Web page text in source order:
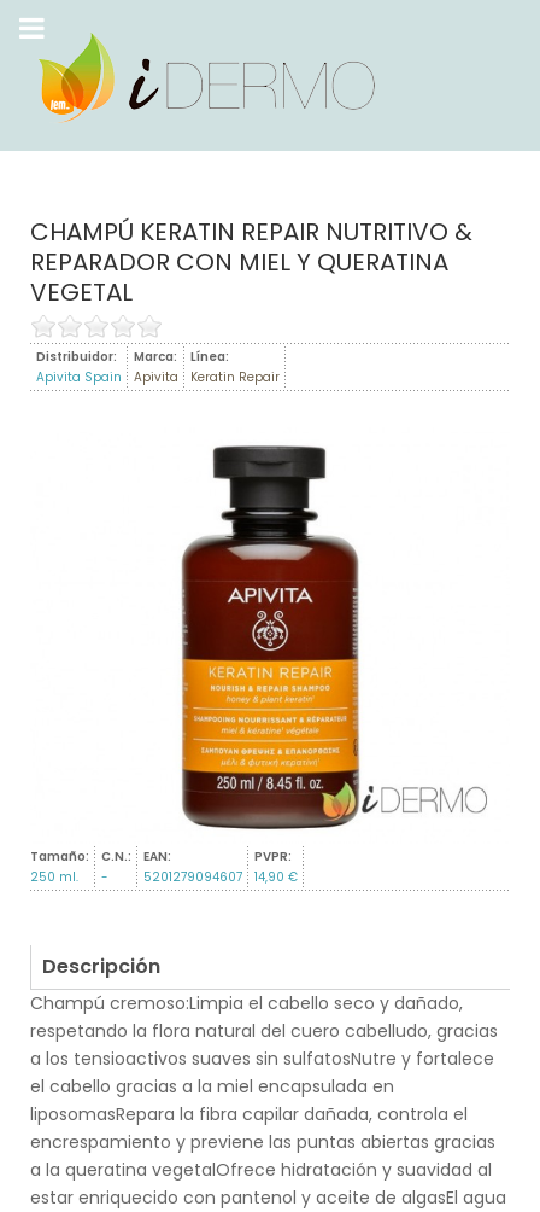
CHAMPÚ KERATIN REPAIR NUTRITIVO &
REPARADOR CON MIEL Y QUERATINA
VEGETAL
Distribuidor:
Apivita Spain
Marca:
Apivita
Línea:
Keratin Repair
Tamaño:
250 ml.
C.N.:
-
EAN:
5201279094607
PVPR:
14,90 €
Descripción
Champú cremoso:Limpia el cabello seco y dañado,
respetando la flora natural del cuero cabelludo, gracias
a los tensioactivos suaves sin sulfatosNutre y fortalece
el cabello gracias a la miel encapsulada en
liposomasRepara la fibra capilar dañada, controla el
encrespamiento y previene las puntas abiertas gracias
a la queratina vegetalOfrece hidratación y suavidad al
estar enriquecido con pantenol y aceite de algasEl agua